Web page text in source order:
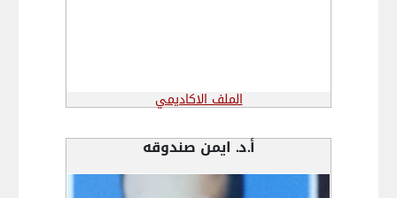
الملف الاكاديمي
أ.د. ايمن صندوقه